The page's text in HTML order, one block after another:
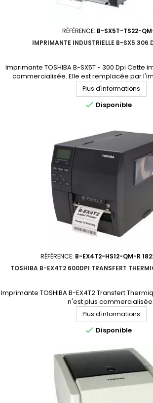
RÉFÉRENCE: B-SX5T-TS22-
IMPRIMANTE INDUSTRIELLE B-SX5 306
Imprimante TOSHIBA B-SX5T - 300 Dpi Cette
commercialisée. Elle est remplacée par
(accédez à la fiche produit en
Plus d'informations
 Disponible
RÉFÉRENCE: B-EX4T2-HS12-QM-R
TOSHIBA B-EX4T2 600DPI TRANSFERT
Imprimante TOSHIBA B-EX4T2 Transfert
n'est plus commercialisée.
Plus d'informations
 Disponible